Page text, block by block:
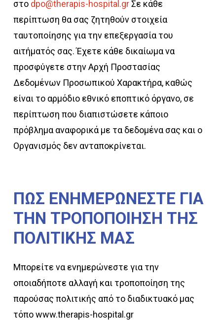
στο dpo@therapis-hospital.grΣε κάθε
περίπτωση θα σας ζητηθούν στοιχεία
ταυτοποίησης για την επεξεργασία του
αιτήματός σας. Έχετε κάθε δικαίωμα να
προσφύγετε στην Αρχή Προστασίας
Δεδομένων Προσωπικού Χαρακτήρα, καθώς
είναι το αρμόδιο εθνικό εποπτικό όργανο, σε
περίπτωση που διαπιστώσετε κάποιο
πρόβλημα αναφορικά με τα δεδομένα σας και ο
Οργανισμός δεν ανταποκρίνεται.
ΠΩΣ ΕΝΗΜΕΡΩΝΕΣΤΕ ΓΙΑ
ΤΗΝ ΤΡΟΠΟΠΟΙΗΣΗ ΤΗΣ
ΠΟΛΙΤΙΚΗΣ ΜΑΣ
Μπορείτε να ενημερώνεστε για την
οποιαδήποτε αλλαγή και τροποποίηση της
παρούσας πολιτικής από το διαδικτυακό μας
τόπο www.therapis-hospital.gr